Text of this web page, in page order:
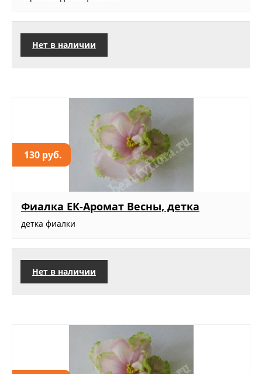
Нет в наличии
130 руб.
Фиалка ЕК-Аромат Весны, детка
детка фиалки
Нет в наличии